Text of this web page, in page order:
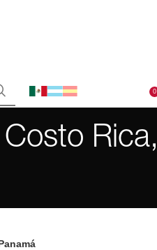
0
Rica,